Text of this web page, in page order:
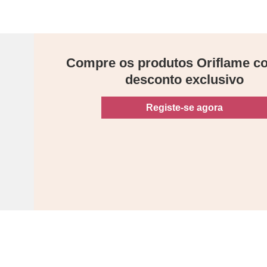
Compre os produtos Oriflame
desconto exclusivo
Registe-se agora